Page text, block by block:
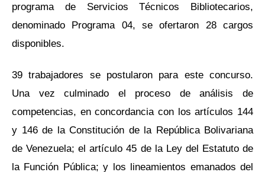
programa de Servicios Técnicos Bibliotecarios,
denominado Programa 04, se ofertaron 28 cargos
disponibles.
39 trabajadores se postularon para este concurso.
Una vez culminado el proceso de análisis de
competencias, en concordancia con los artículos 144
y 146 de la Constitución de la República Bolivariana
de Venezuela; el artículo 45 de la Ley del Estatuto de
la Función Pública; y los lineamientos emanados del